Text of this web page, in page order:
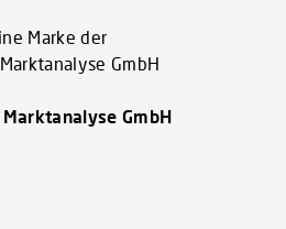
Marke der
GmbH
Marktanalyse GmbH